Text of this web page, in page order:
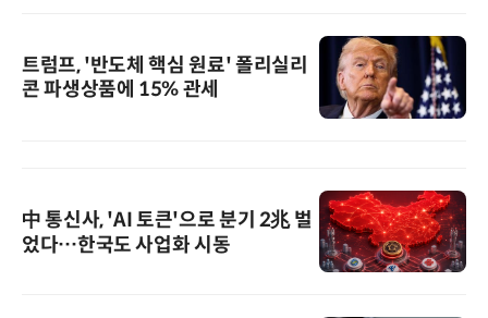
트럼프, '반도체 핵심 원료' 폴리실리
콘 파생상품에 15% 관세
中 통신사, 'AI 토큰'으로 분기 2兆 벌
었다…한국도 사업화 시동